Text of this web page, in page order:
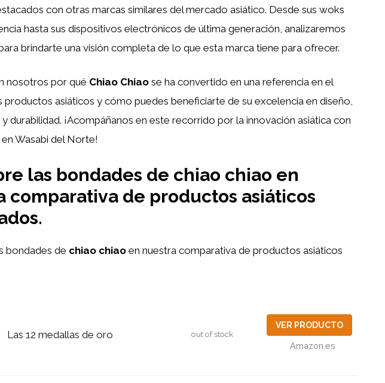
con otras marcas similares del mercado asiático. Desde sus woks
hasta sus dispositivos electrónicos de última generación, analizaremos
brindarte una visión completa de lo que esta marca tiene para ofrecer.
nosotros por qué Chiao Chiao se ha convertido en una referencia en el
productos asiáticos y cómo puedes beneficiarte de su excelencia en diseño,
durabilidad. ¡Acompáñanos en este recorrido por la innovación asiática con
en Wasabi del Norte!
las bondades de chiao chiao en
comparativa de productos asiáticos
.
bondades de chiao chiao en nuestra comparativa de productos asiáticos
Las 12 medallas de oro out of stock
VER PRODUCTO
Amazon.es